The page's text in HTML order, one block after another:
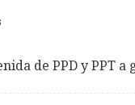
de PPD y PPT a